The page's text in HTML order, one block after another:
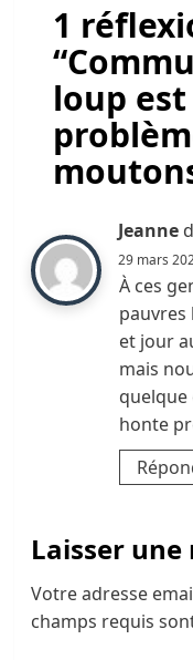
1
“
loup
Jeanne
29 mars
À ces
pauvres
et jour
mais
quelque
honte
Laisser une
Votre adresse
champs requis